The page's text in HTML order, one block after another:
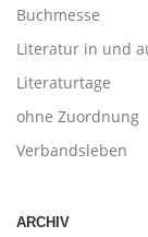
Buchmesse
Literatur in und
Literaturtage
ohne Zuordnung
Verbandsleben
ARCHIV